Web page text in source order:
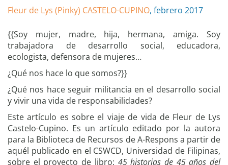
Fleur de Lys (Pinky) CASTELO-CUPINO, febrero 2017
{{Soy mujer, madre, hija, hermana, amiga. Soy
trabajadora de desarrollo social, educadora,
ecologista, defensora de mujeres…
¿Qué nos hace lo que somos?}}
¿Qué nos hace seguir militancia en el desarrollo social
y vivir una vida de responsabilidades?
Este artículo es sobre el viaje de vida de Fleur de Lys
Castelo-Cupino. Es un artículo editado por la autora
para la Biblioteca de Recursos de A-Respons a partir de
aquél publicado en el CSWCD, Universidad de Filipinas,
sobre el proyecto de libro: 45 historias de 45 años del